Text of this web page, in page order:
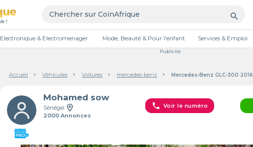
search
Electronique & Electromenager Mode, Beauté & Pour l'enfant Services & Emploi
Publicité
Accueil Véhicules Voitures mercedes-benz Mercedes-Benz GLC-300 2016
Mohamed sow
Sénégal
2000 Annonces
phone Voir le numéro